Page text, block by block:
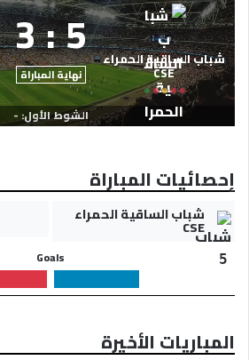
شباب الساقية الحمراء
CSE
5
:
3
نهاية المباراة
الشوط الأول: -
إحصائيات المباراة
شباب الساقية الحمراء
CSE
5
Goals
المباريات الأخيرة